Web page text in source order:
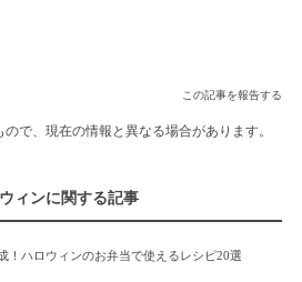
この記事を報告する
で、現在の情報と異なる場合があります。
ィンに関する記事
！ハロウィンのお弁当で使えるレシピ20選